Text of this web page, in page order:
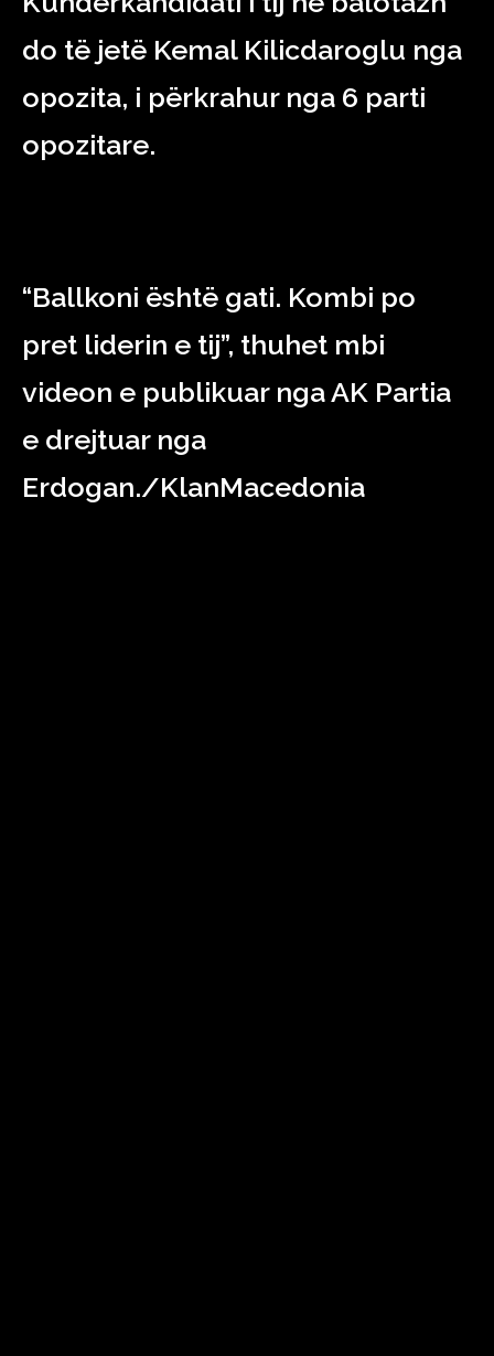
do të jetë Kemal Kilicdaroglu nga
opozita, i përkrahur nga 6 parti
opozitare.
“Ballkoni është gati. Kombi po
pret liderin e tij”, thuhet mbi
videon e publikuar nga AK Partia
e drejtuar nga
Erdogan./KlanMacedonia